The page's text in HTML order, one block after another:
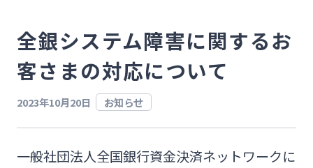
個人向けインターネットバンキング
全銀システム障害に関するお
客さまの対応について
2023年10月20日 お知らせ
一般社団法人全国銀行資金決済ネットワークに